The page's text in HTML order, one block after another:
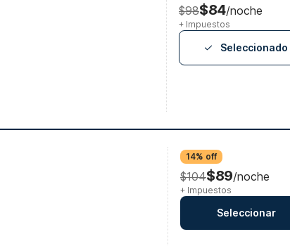
$98$84/noche
+ Impuestos
Seleccionado
14% off
$104$89/noche
+ Impuestos
Seleccionar